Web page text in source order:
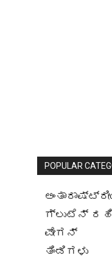
POPULAR
ಗ್ಲುಟೆನ್
ವೇಗನ್
ತಿಂಡಿಗಳು